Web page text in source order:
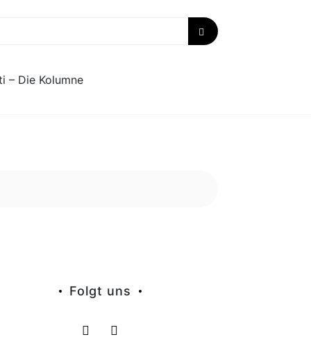
– Die Kolumne
Folgt uns